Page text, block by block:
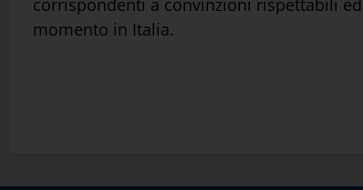
momento in Italia.